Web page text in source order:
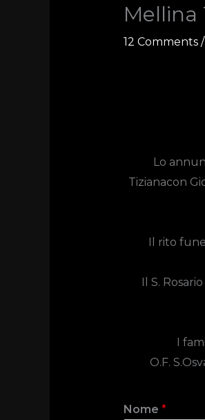
Mellina
12 Comments /
Lo
Tizianacon
Il rito
Il S.
I
O.F.
Nome *